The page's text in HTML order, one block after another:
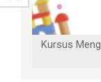
Kursus